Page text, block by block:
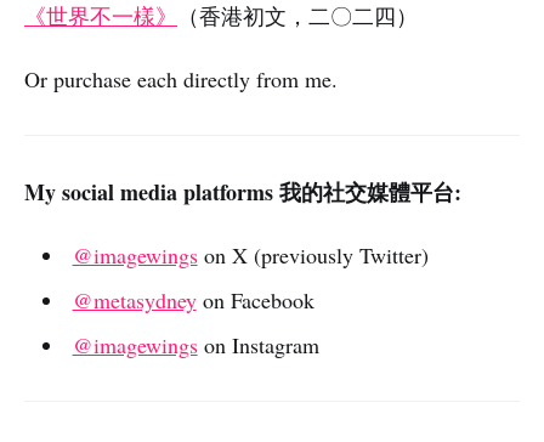
《世界不一樣》
（香港初文，二〇二四）
Or purchase each directly from me.
My social media platforms 我的社交媒體平台:
@imagewingson X (previously Twitter)
@metasydneyon Facebook
@imagewingson Instagram